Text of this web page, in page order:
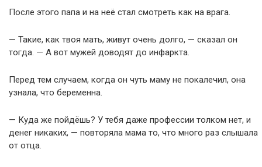
После этого папа и на неё стал смотреть как на врага.
— Такие, как твоя мать, живут очень долго, — сказал он
тогда. — А вот мужей доводят до инфаркта.
Перед тем случаем, когда он чуть маму не покалечил, она
узнала, что беременна.
— Куда же пойдёшь? У тебя даже профессии толком нет, и
денег никаких, — повторяла мама то, что много раз слышала
от отца.